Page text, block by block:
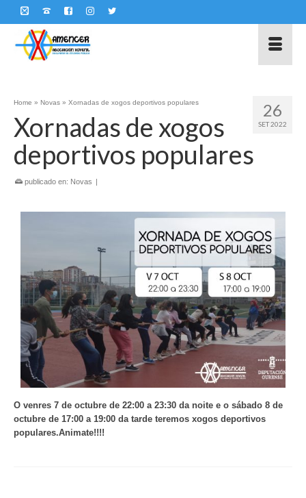
26
SET 2022
Home » Novas » Xornadas de xogos deportivos populares
Xornadas de xogos
deportivos populares
publicado en: Novas |
O venres 7 de octubre de 22:00 a 23:30 da noite e o sábado 8 de
octubre de 17:00 a 19:00 da tarde teremos xogos deportivos
populares.Animate!!!!